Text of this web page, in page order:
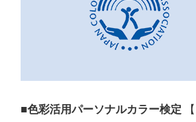
■色彩活用パーソナルカラー検定